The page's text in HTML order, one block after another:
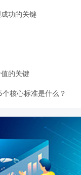
功的关键
的关键
核心标准是什么？